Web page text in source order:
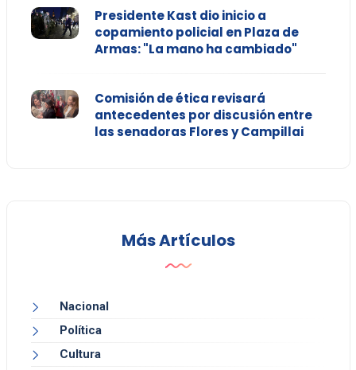
Presidente Kast dio inicio a
copamiento policial en Plaza de
Armas: "La mano ha cambiado"
Comisión de ética revisará
antecedentes por discusión entre
las senadoras Flores y Campillai
Más Artículos
Nacional
Política
Cultura